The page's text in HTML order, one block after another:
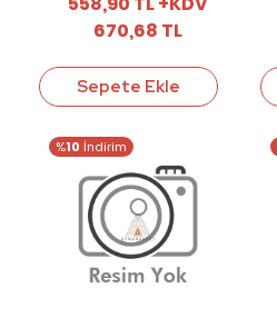
670,68 TL
Sepete Ekle
%10 İndirim